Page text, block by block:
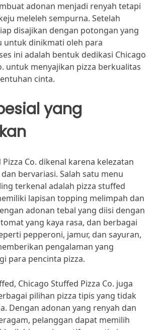
adonan menjadi renyah tetapi
meleleh sempurna. Setelah
disajikan dengan potongan yang
untuk dinikmati oleh para
ini adalah bentuk dedikasi Chicago
untuk menyajikan pizza berkualitas
cinta.
yang
Co. dikenal karena kelezatan
bervariasi. Salah satu menu
terkenal adalah pizza stuffed
lapisan topping melimpah dan
adonan tebal yang diisi dengan
yang kaya rasa, dan berbagai
pepperoni, jamur, dan sayuran,
pengalaman yang
para pencinta pizza.
Chicago Stuffed Pizza Co. juga
pilihan pizza tipis yang tidak
Dengan adonan yang renyah dan
pelanggan dapat memilih